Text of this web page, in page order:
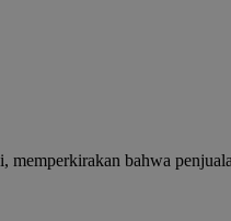
bahwa